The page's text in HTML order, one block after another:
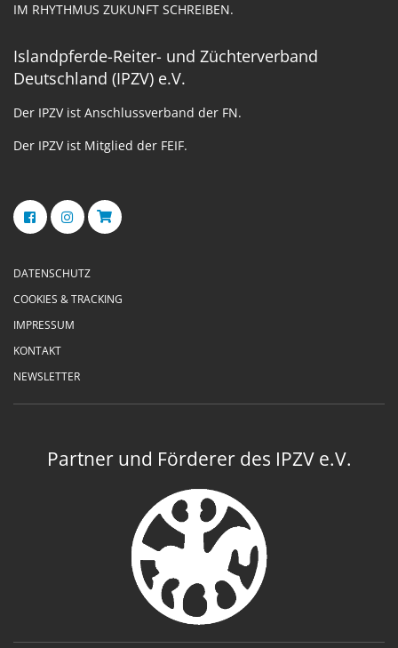
IM RHYTHMUS ZUKUNFT SCHREIBEN.
Islandpferde-Reiter- und Züchterverband
Deutschland (IPZV) e.V.
Der IPZV ist Anschlussverband der FN.
Der IPZV ist Mitglied der FEIF.
DATENSCHUTZ
COOKIES & TRACKING
IMPRESSUM
KONTAKT
NEWSLETTER
Partner und Förderer des IPZV e.V.